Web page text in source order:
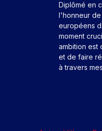
Diplômé en
l'honneur de
européens
moment
ambition est
et de faire
à travers